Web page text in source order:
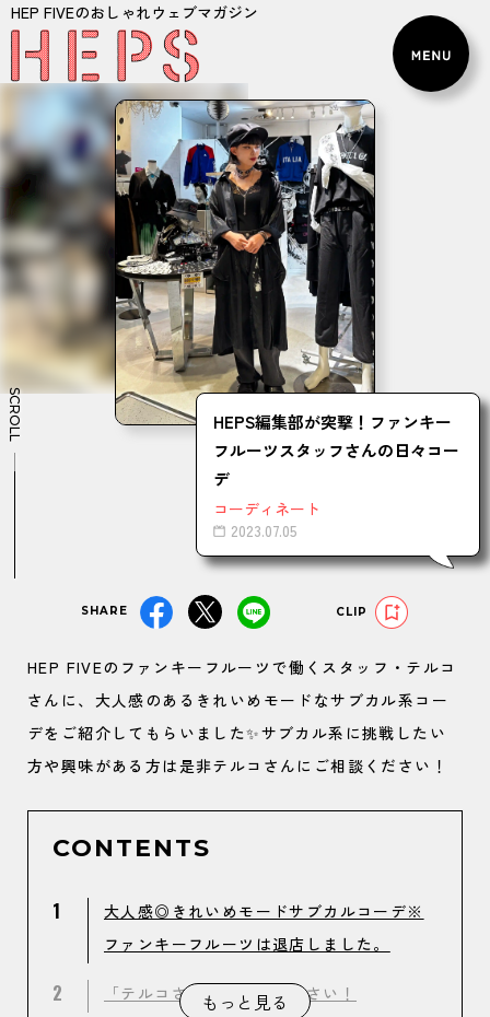
HEP FIVEのおしゃれウェブマガジン
HEPS編集部が突撃！ファンキー
フルーツスタッフさんの日々コー
デ
コーディネート
2023.07.05
SCROLL
SHARE CLIP
HEP FIVEのファンキーフルーツで働くスタッフ・テルコ
さんに、大人感のあるきれいめモードなサブカル系コー
デをご紹介してもらいました✨サブカル系に挑戦したい
方や興味がある方は是非テルコさんにご相談ください！
CONTENTS
1
大人感◎きれいめモードサブカルコーデ※
ファンキーフルーツは退店しました。
2 「テルコさん」教えてください！
もっと見る